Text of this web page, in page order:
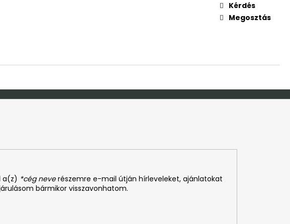
Kérdés
Megosztás
a(z) *cég neverészemre e-mail útján hírleveleket, ajánlatokat
bármikor visszavonhatom.